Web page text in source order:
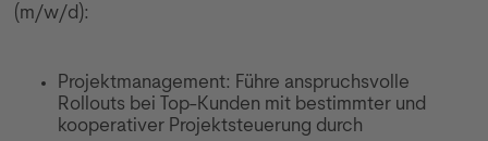
(m/w/d):
Projektmanagement: Führe anspruchsvolle
Rollouts bei Top-Kunden mit bestimmter und
kooperativer Projektsteuerung durch